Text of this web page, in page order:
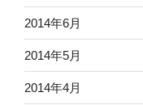
2014年6月
2014年5月
2014年4月